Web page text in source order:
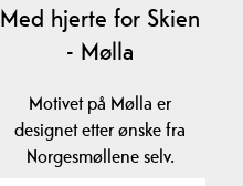
Med hjerte for Skien
- Mølla
Motivet på Mølla er
designet etter ønske fra
Norgesmøllene selv.